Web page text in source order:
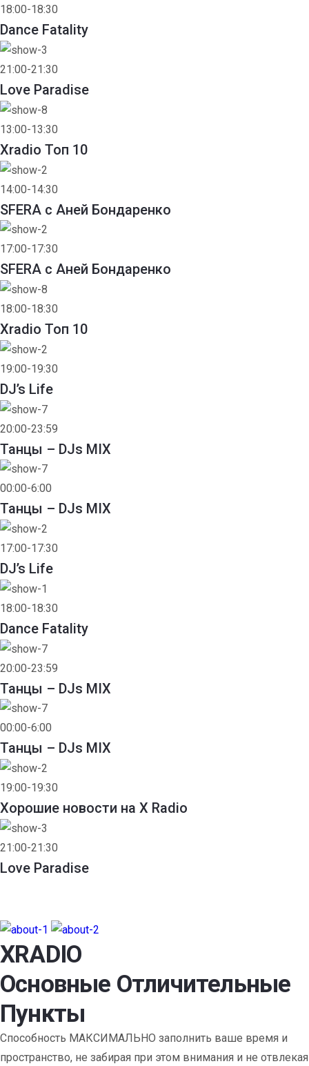
18:00-18:30
Dance Fatality
21:00-21:30
Love Paradise
13:00-13:30
Xradio Топ 10
14:00-14:30
SFERA с Аней Бондаренко
17:00-17:30
SFERA с Аней Бондаренко
18:00-18:30
Xradio Топ 10
19:00-19:30
DJ’s Life
20:00-23:59
Танцы – DJs MIX
00:00-6:00
Танцы – DJs MIX
17:00-17:30
DJ’s Life
18:00-18:30
Dance Fatality
20:00-23:59
Танцы – DJs MIX
00:00-6:00
Танцы – DJs MIX
19:00-19:30
Хорошие новости на X Radio
21:00-21:30
Love Paradise
XRADIO
Основные Отличительные
Пункты
Способность МАКСИМАЛЬНО заполнить ваше время и
пространство, не забирая при этом внимания и не отвлекая